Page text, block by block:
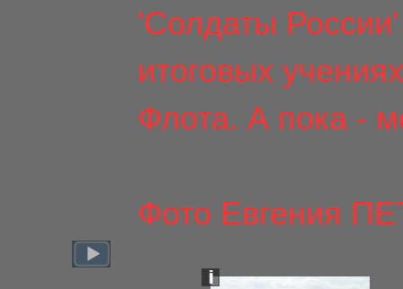
'Солдаты
итоговых
Флота. А пока -
Фото Евгения